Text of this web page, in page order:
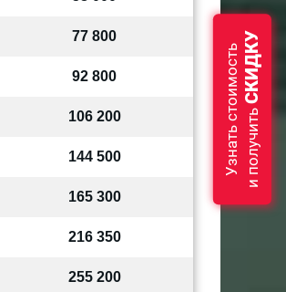
77 800
92 800
106 200
144 500
165 300
216 350
255 200
Узнать стоимостьи получить
СКИДКУ